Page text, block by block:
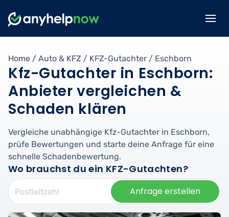
Home / Auto & KFZ / KFZ-Gutachter / Eschborn
Kfz-Gutachter in Eschborn:
Anbieter vergleichen &
Schaden klären
Vergleiche unabhängige Kfz-Gutachter in Eschborn,
prüfe Bewertungen und starte deine Anfrage für eine
schnelle Schadenbewertung.
Wo brauchst du ein KFZ-Gutachten?
Anfrage erstellen